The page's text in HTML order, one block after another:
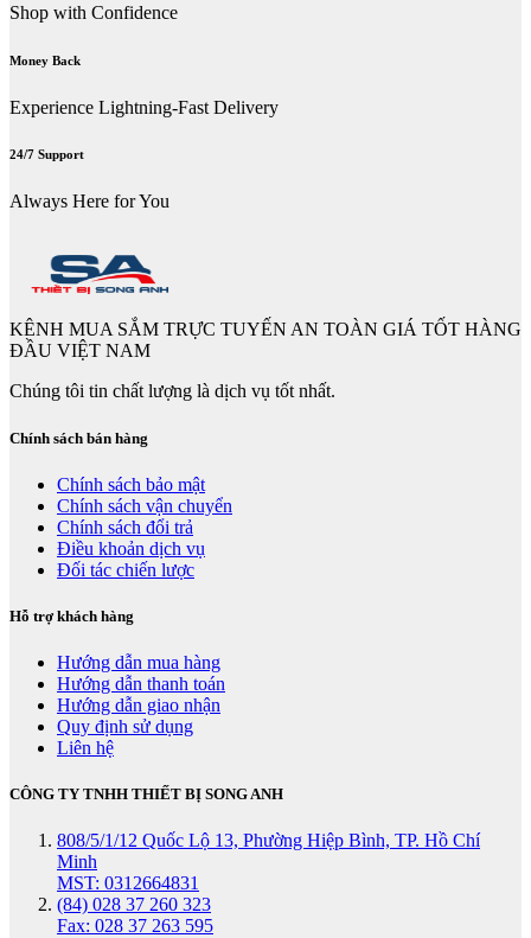
Shop with Confidence
Money Back
Experience Lightning-Fast Delivery
24/7 Support
Always Here for You
KÊNH MUA SẮM TRỰC TUYẾN AN TOÀN GIÁ TỐT HÀNG
ĐẦU VIỆT NAM
Chúng tôi tin chất lượng là dịch vụ tốt nhất.
Chính sách bán hàng
Chính sách bảo mật
Chính sách vận chuyển
Chính sách đổi trả
Điều khoản dịch vụ
Đối tác chiến lược
Hỗ trợ khách hàng
Hướng dẫn mua hàng
Hướng dẫn thanh toán
Hướng dẫn giao nhận
Quy định sử dụng
Liên hệ
CÔNG TY TNHH THIẾT BỊ SONG ANH
808/5/1/12 Quốc Lộ 13, Phường Hiệp Bình, TP. Hồ Chí
Minh
MST: 0312664831
(84) 028 37 260 323
Fax: 028 37 263 595